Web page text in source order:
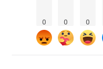
0 0 0